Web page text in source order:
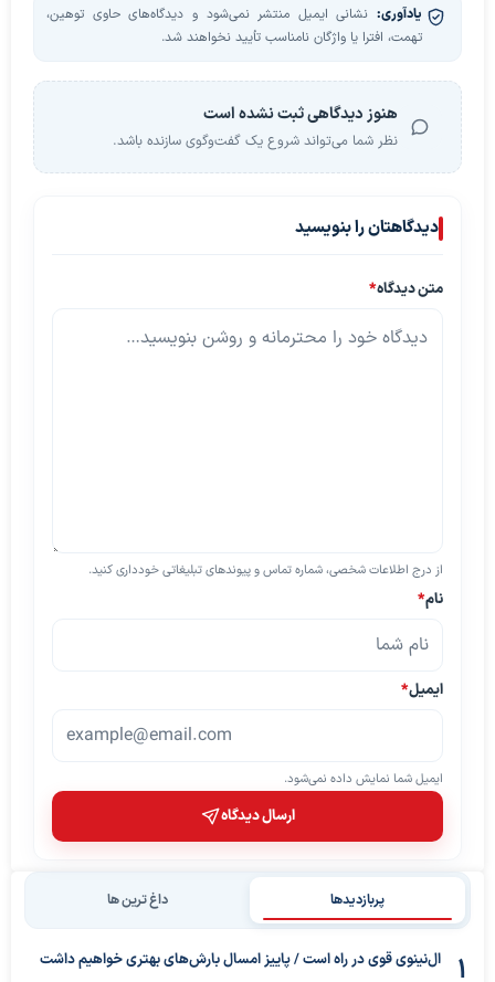
یادآوری: نشانی ایمیل منتشر نمی‌شود و دیدگاه‌های حاوی توهین،
تهمت، افترا یا واژگان نامناسب تأیید نخواهند شد.
هنوز دیدگاهی ثبت نشده است
نظر شما می‌تواند شروع یک گفت‌وگوی سازنده باشد.
دیدگاهتان را بنویسید
متن دیدگاه*
از درج اطلاعات شخصی، شماره تماس و پیوندهای تبلیغاتی خودداری کنید.
نام*
ایمیل*
ایمیل شما نمایش داده نمی‌شود.
ارسال دیدگاه
پربازدیدها داغ ترین ها
ال‌نینوی قوی در راه است / پاییز امسال بارش‌های بهتری خواهیم داشت